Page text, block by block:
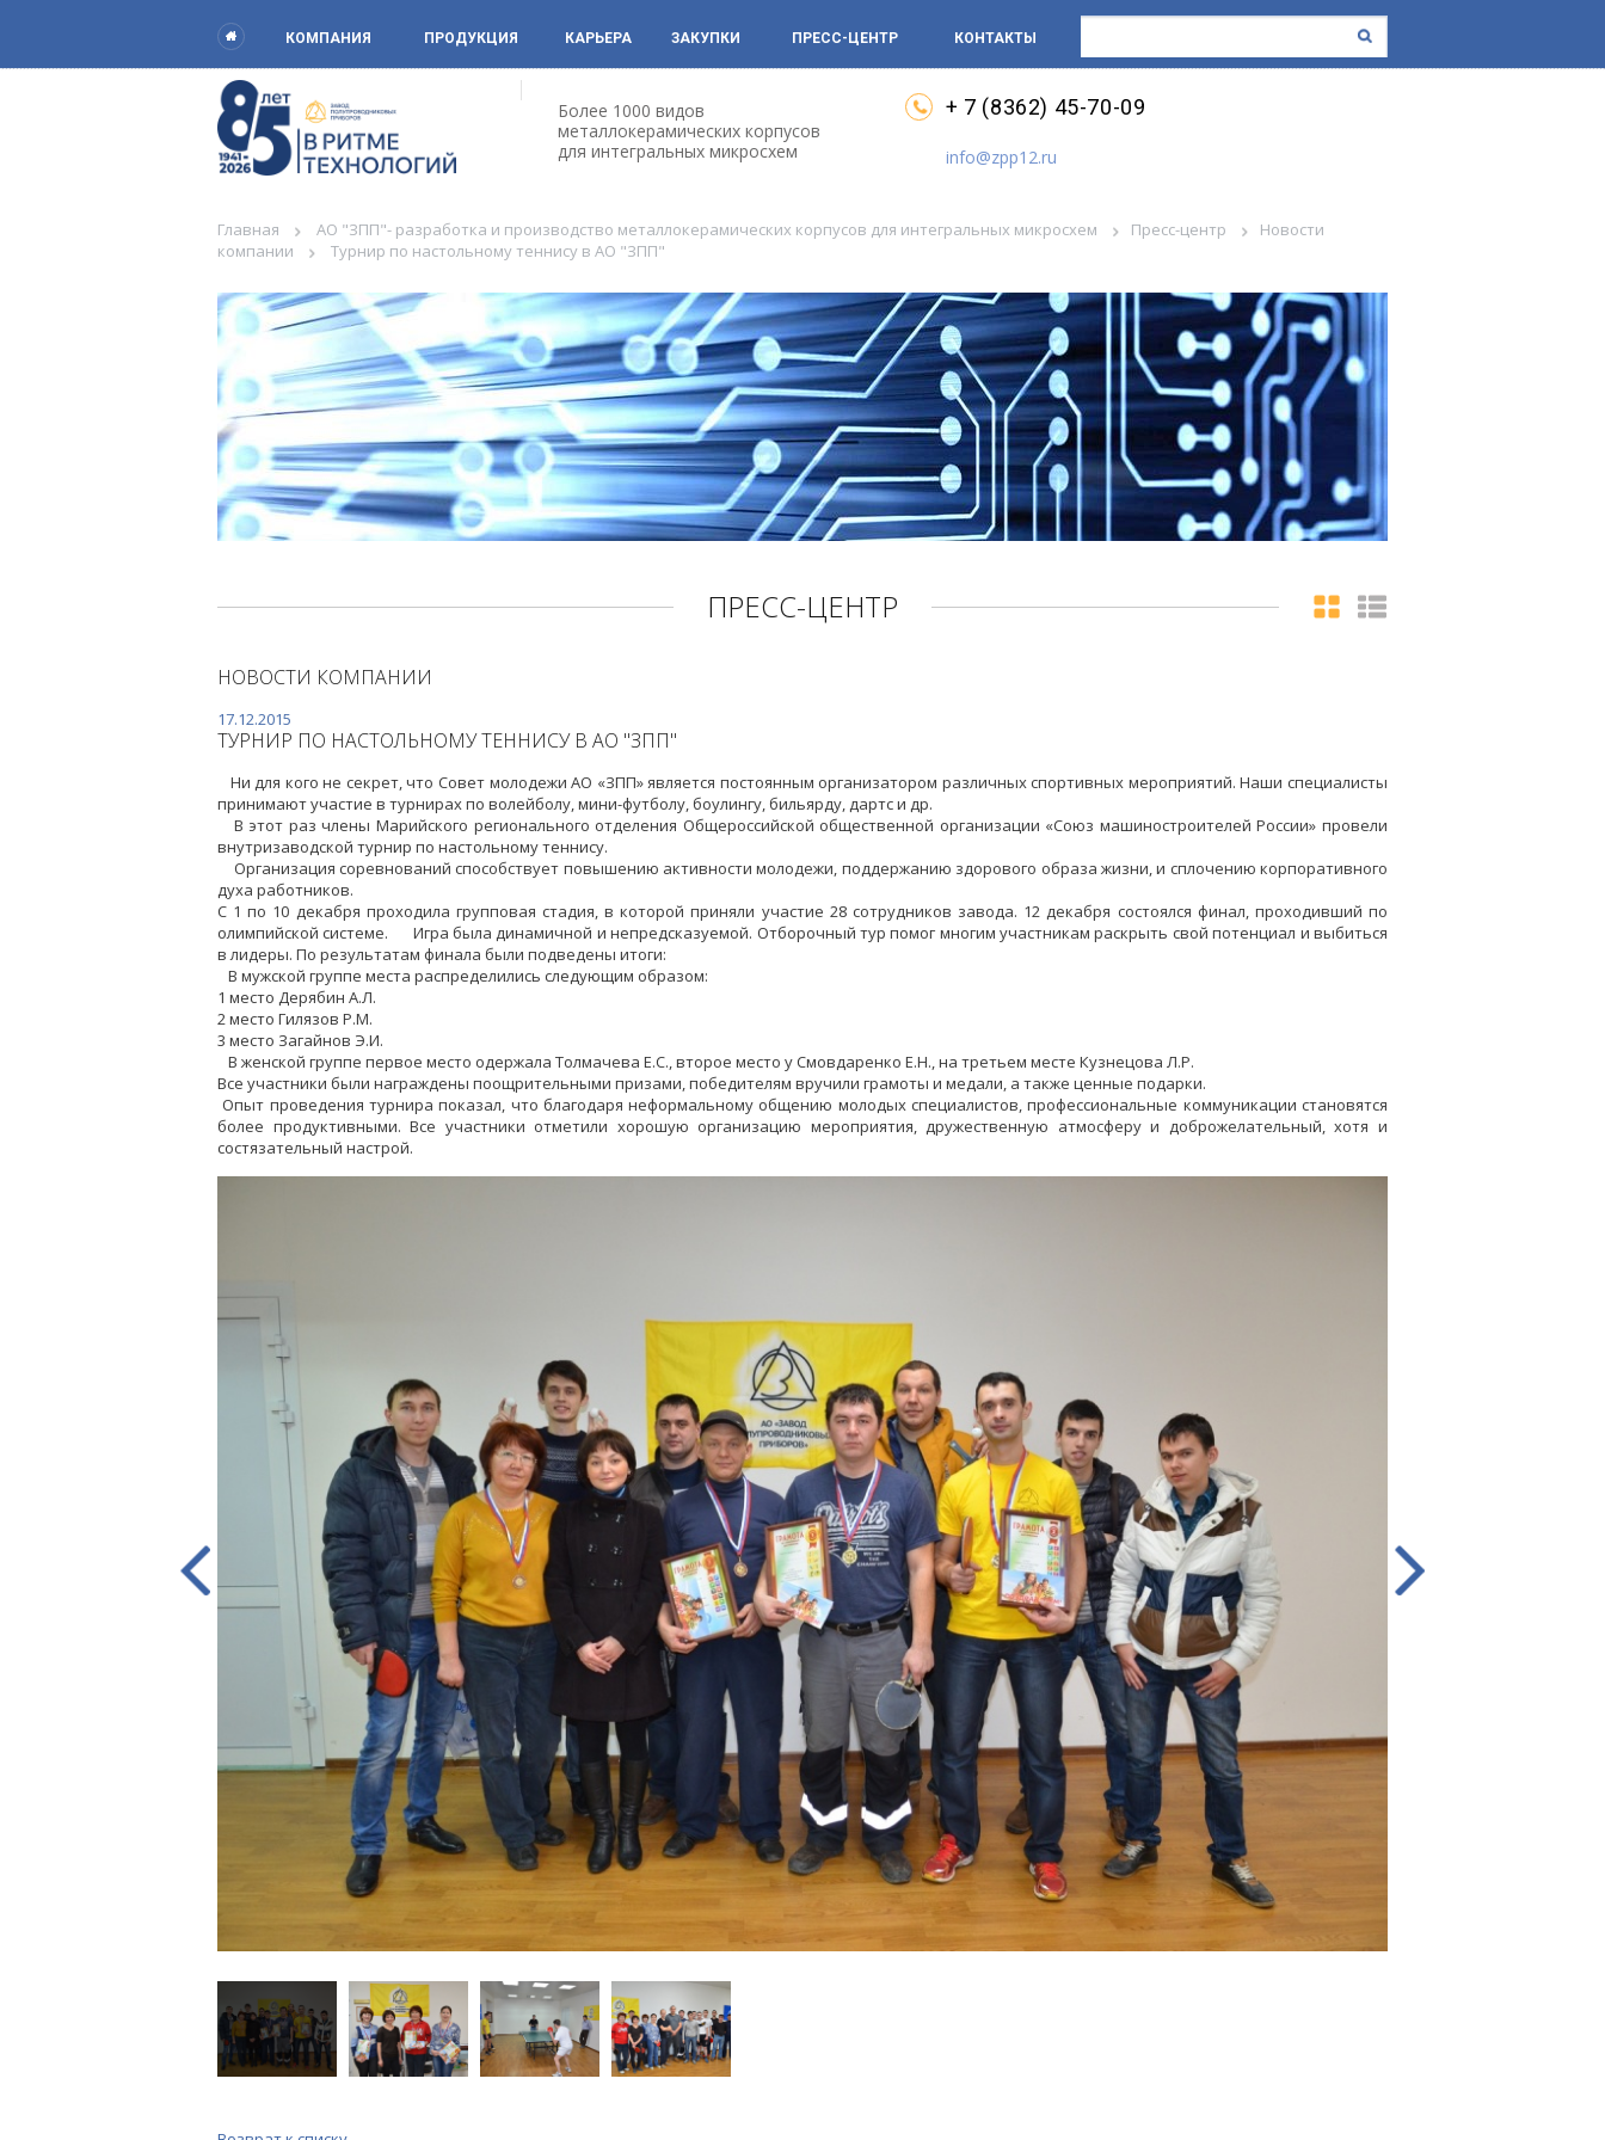
КОМПАНИЯ ПРОДУКЦИЯ КАРЬЕРА ЗАКУПКИ ПРЕСС-ЦЕНТР КОНТАКТЫ
Более 1000 видов
металлокерамических корпусов
для интегральных микросхем
+ 7 (8362) 45-70-09
info@zpp12.ru
Главная АО "ЗПП"- разработка и производство металлокерамических корпусов для интегральных микросхем Пресс-центр
Новости
компании
Турнир по настольному теннису в АО "ЗПП"
ПРЕСС-ЦЕНТР
НОВОСТИ КОМПАНИИ
17.12.2015
ТУРНИР ПО НАСТОЛЬНОМУ ТЕННИСУ В АО "ЗПП"
Ни для кого не секрет, что Совет молодежи АО «ЗПП» является постоянным организатором различных спортивных мероприятий. Наши специалисты
принимают участие в турнирах по волейболу, мини-футболу, боулингу, бильярду, дартс и др.
В этот раз члены Марийского регионального отделения Общероссийской общественной организации «Союз машиностроителей России» провели
внутризаводской турнир по настольному теннису.
Организация соревнований способствует повышению активности молодежи, поддержанию здорового образа жизни, и сплочению корпоративного
духа работников.
С 1 по 10 декабря проходила групповая стадия, в которой приняли участие 28 сотрудников завода. 12 декабря состоялся финал, проходивший по
олимпийской системе. Игра была динамичной и непредсказуемой. Отборочный тур помог многим участникам раскрыть свой потенциал и выбиться
в лидеры. По результатам финала были подведены итоги:
В мужской группе места распределились следующим образом:
1 место Дерябин А.Л.
2 место Гилязов Р.М.
3 место Загайнов Э.И.
В женской группе первое место одержала Толмачева Е.С., второе место у Смовдаренко Е.Н., на третьем месте Кузнецова Л.Р.
Все участники были награждены поощрительными призами, победителям вручили грамоты и медали, а также ценные подарки.
Опыт проведения турнира показал, что благодаря неформальному общению молодых специалистов, профессиональные коммуникации становятся
более продуктивными. Все участники отметили хорошую организацию мероприятия, дружественную атмосферу и доброжелательный, хотя и
состязательный настрой.